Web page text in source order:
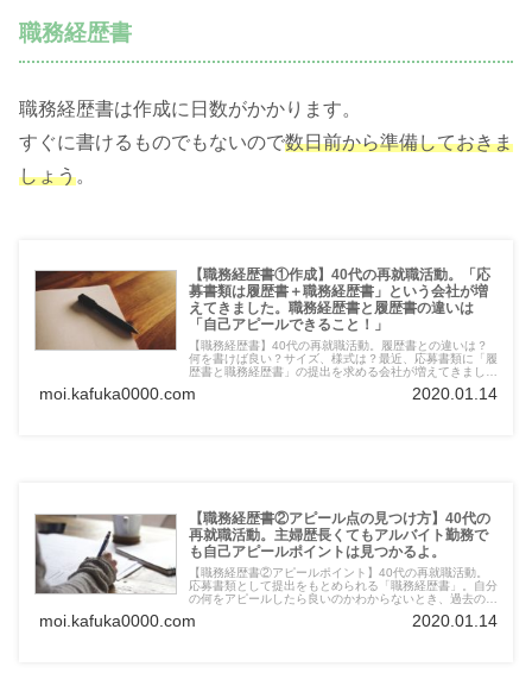
職務経歴書
職務経歴書は作成に日数がかかります。
すぐに書けるものでもないので数日前から準備しておきま
しょう。
【職務経歴書①作成】40代の再就職活動。「応
募書類は履歴書＋職務経歴書」という会社が増
えてきました。職務経歴書と履歴書の違いは
「自己アピールできること！」
【職務経歴書】40代の再就職活動。履歴書との違いは？
何を書けば良い？サイズ、様式は？最近、応募書類に「履
歴書と職務経歴書」の提出を求める会社が増えてきまし
の基礎についてまとめました。
moi.kafuka0000.com 2020.01.14
【職務経歴書②アピール点の見つけ方】40代の
再就職活動。主婦歴長くてもアルバイト勤務で
も自己アピールポイントは見つかるよ。
【職務経歴書②アピールポイント】40代の再就職活動。
応募書類として提出をもとめられる「職務経歴書」。自分
の何をアピールしたら良いのかわからないとき、過去の職
に読んでください。
moi.kafuka0000.com 2020.01.14